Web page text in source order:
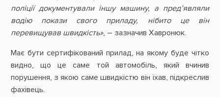
поліції документували іншу машину, а пред’являли
водію покази свого приладу, нібито це він
перевищував швидкість», – зазначив Хавронюк.
Має бути сертифікований прилад, на якому буде чітко
видно, що це саме той автомобіль, який вчинив
порушення, з якою саме швидкістю він їхав, підкреслив
фахівець.